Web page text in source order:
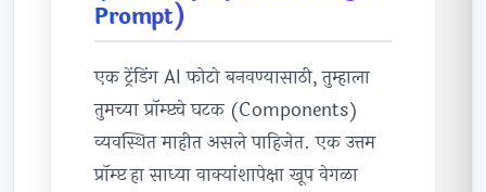
Prompt)
एक ट्रेंडिंग AI फोटो बनवण्यासाठी, तुम्हाला
तुमच्या प्रॉम्प्टचे घटक (Components)
व्यवस्थित माहीत असले पाहिजेत. एक उत्तम
प्रॉम्प्ट हा साध्या वाक्यांशापेक्षा खूप वेगळा